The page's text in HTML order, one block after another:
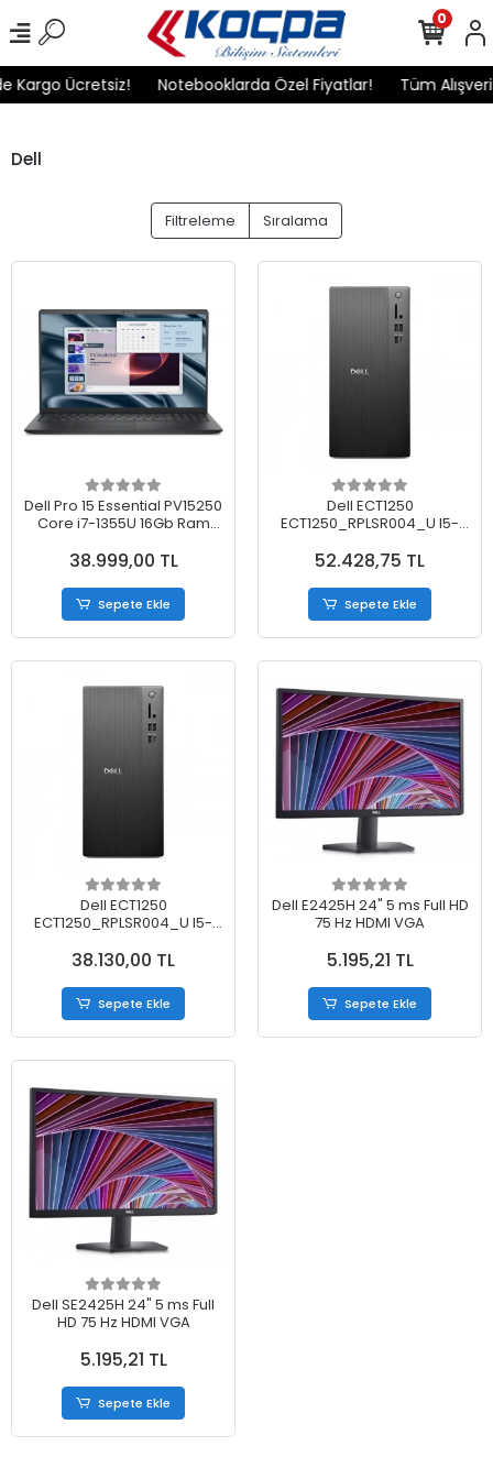
Kargo Ücretsiz! Notebooklarda Özel Fiyatlar! Tüm
0
Dell
Filtreleme Sıralama
Dell Pro 15 Essential PV15250
Core i7-1355U 16Gb Ram
Ubuntu Dizüstü Bilgisayar
38.999,00 TL
Sepete Ekle
Dell ECT1250
ECT1250_RPLSR004_U I5-
UHD730 Ubuntu Masaüstü
Pc
52.428,75 TL
Sepete Ekle
Dell ECT1250
ECT1250_RPLSR004_U I5-
UHD730 Ubuntu Masaüstü
Pc
38.130,00 TL
Sepete Ekle
Dell E2425H 24" 5 ms Full HD
75 Hz HDMI VGA
5.195,21 TL
Sepete Ekle
Dell SE2425H 24" 5 ms Full
HD 75 Hz HDMI VGA
5.195,21 TL
Sepete Ekle